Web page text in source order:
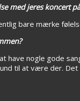
med jeres koncert
bare mærke
have nogle gode
til at være der.